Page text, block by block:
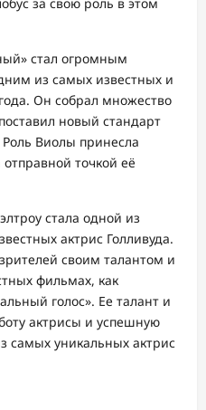
за свою роль в этом
стал огромным
из самых известных и
Он собрал множество
новый стандарт
Виолы принесла
точкой её
стала одной из
актрис Голливуда.
своим талантом и
фильмах, как
голос». Ее талант и
актрисы и успешную
самых уникальных актрис